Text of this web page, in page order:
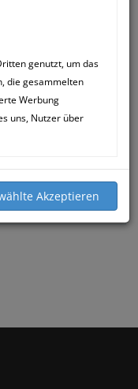
genutzt, um das
die gesammelten
Werbung
uns, Nutzer über
Siegfried. Er
ihres
Und wie ein
prima und ich
und
noch ganz